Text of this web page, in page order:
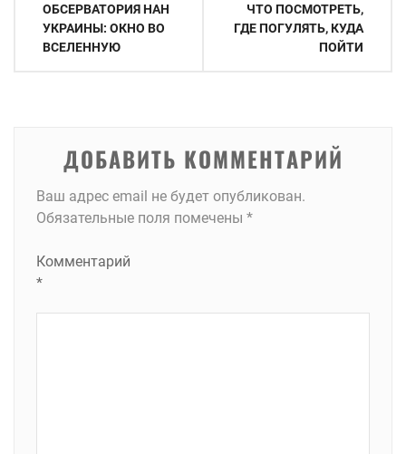
записям
ОБСЕРВАТОРИЯ НАН
УКРАИНЫ: ОКНО ВО
ВСЕЛЕННУЮ
ЧТО ПОСМОТРЕТЬ,
ГДЕ ПОГУЛЯТЬ, КУДА
ПОЙТИ
ДОБАВИТЬ КОММЕНТАРИЙ
Ваш адрес email не будет опубликован.
Обязательные поля помечены *
Комментарий
*